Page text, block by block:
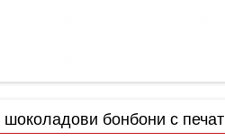
бонбони с печат